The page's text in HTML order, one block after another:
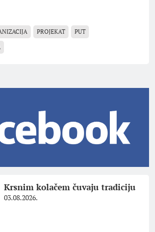
PROJEKAT PUT
Krsnim kolačem čuvaju tradiciju
03.08.2026.